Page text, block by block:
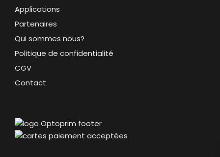
Applications
Partenaires
Qui sommes nous?
Politique de confidentialité
CGV
Contact